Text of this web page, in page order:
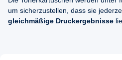
um sicherzustellen, dass sie
gleichmäßige Druckergebnisse